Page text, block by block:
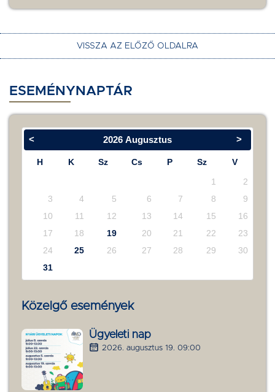
VISSZA AZ ELŐZŐ OLDALRA
ESEMÉNYNAPTÁR
< >
2026 Augusztus
H K Sz Cs P Sz V
1
2
3
4 5 6 7 8
9
10
11 12 13 14 15
16
17
18 19 20 21 22
23
24
25 26 27 28 29
30
31
Közelgő események
Ügyeleti nap
2026. augusztus 19. 09:00